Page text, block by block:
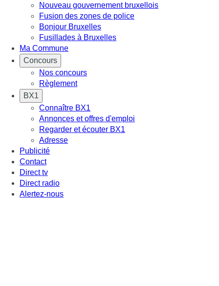
Nouveau gouvernement bruxellois
Fusion des zones de police
Bonjour Bruxelles
Fusillades à Bruxelles
Ma Commune
Concours
Nos concours
Règlement
BX1
Connaître BX1
Annonces et offres d'emploi
Regarder et écouter BX1
Adresse
Publicité
Contact
Direct tv
Direct radio
Alertez-nous